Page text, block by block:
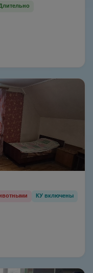
КУ включены